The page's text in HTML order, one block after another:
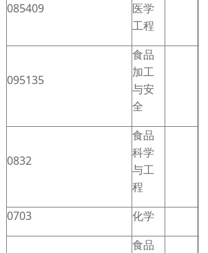
085409
医学
工程
095135
食品
加工
与安
全
0832
食品
科学
与工
程
0703
化学
食品